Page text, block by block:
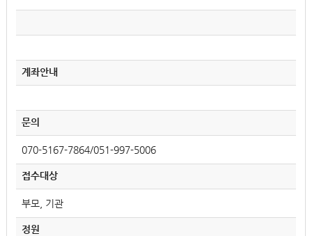
계좌안내
문의
070-5167-7864/051-997-5006
접수대상
부모, 기관
정원